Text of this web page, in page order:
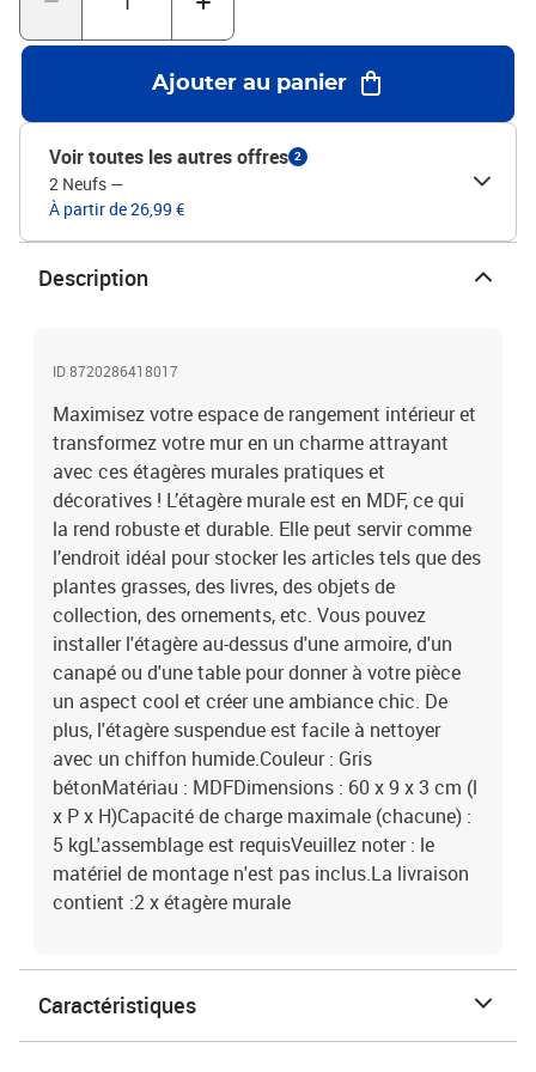
Ajouter au panier
Voir toutes les autres offres 2
2 Neufs —
À partir de 26,99 €
Description
ID 8720286418017
Maximisez votre espace de rangement intérieur et
transformez votre mur en un charme attrayant
avec ces étagères murales pratiques et
décoratives ! L’étagère murale est en MDF, ce qui
la rend robuste et durable. Elle peut servir comme
l’endroit idéal pour stocker les articles tels que des
plantes grasses, des livres, des objets de
collection, des ornements, etc. Vous pouvez
installer l'étagère au-dessus d'une armoire, d'un
canapé ou d'une table pour donner à votre pièce
un aspect cool et créer une ambiance chic. De
plus, l'étagère suspendue est facile à nettoyer
avec un chiffon humide.Couleur : Gris
bétonMatériau : MDFDimensions : 60 x 9 x 3 cm (l
x P x H)Capacité de charge maximale (chacune) :
5 kgL'assemblage est requisVeuillez noter : le
matériel de montage n'est pas inclus.La livraison
contient :2 x étagère murale
Caractéristiques